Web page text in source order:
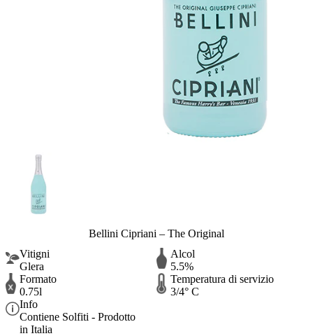
Bellini Cipriani – The Original
Vitigni
Glera
Alcol
5.5%
Formato
0.75l
Temperatura di servizio
3/4° C
Info
Contiene Solfiti - Prodotto
in Italia